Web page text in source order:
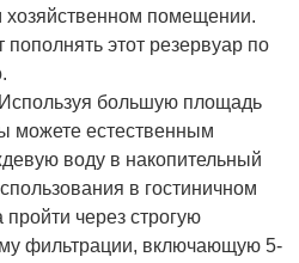
хозяйственном помещении.
этот резервуар по
Используя большую площадь
можете естественным
воду в накопительный
в гостиничном
через строгую
фильтрации, включающую 5-